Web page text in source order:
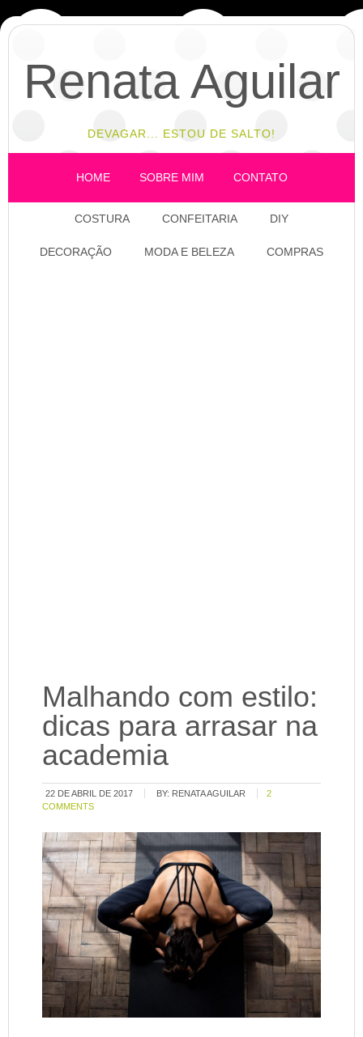
Renata Aguilar
DEVAGAR... ESTOU DE SALTO!
HOME SOBRE MIM CONTATO
COSTURA CONFEITARIA DIY
DECORAÇÃO MODA E BELEZA COMPRAS
Malhando com estilo:
dicas para arrasar na
academia
22 DE ABRIL DE 2017 BY: RENATA AGUILAR
2
COMMENTS